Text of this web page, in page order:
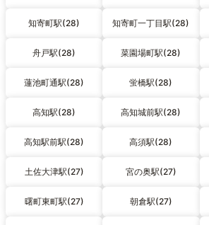
知寄町駅(28) 知寄町一丁目駅(28)
舟戸駅(28) 菜園場町駅(28)
蓮池町通駅(28) 蛍橋駅(28)
高知駅(28) 高知城前駅(28)
高知駅前駅(28) 高須駅(28)
土佐大津駅(27) 宮の奥駅(27)
曙町東町駅(27) 朝倉駅(27)